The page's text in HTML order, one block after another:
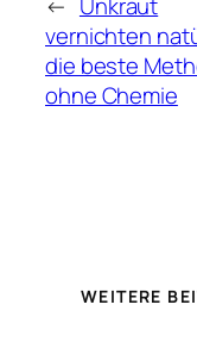
vernichten
die beste
ohne Chemie
WEITERE